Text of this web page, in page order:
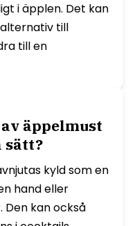
i äpplen. Det kan
till
till en
äppelmust
sätt?
kyld som en
hand eller
kan också